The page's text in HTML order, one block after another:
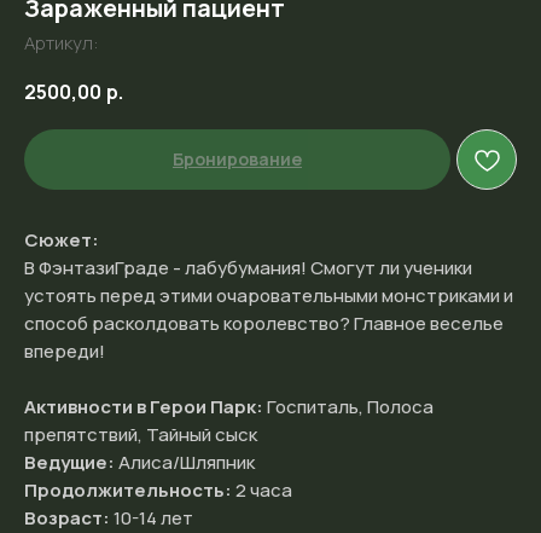
Зараженный пациент
Артикул:
2500,00 р.
Бронирование
Сюжет:
В ФэнтазиГраде - лабубумания! Смогут ли ученики
устоять перед этими очаровательными монстриками и
способ расколдовать королевство? Главное веселье
впереди!
Активности в Герои Парк: Госпиталь, Полоса
препятствий, Тайный сыск
Ведущие: Алиса/Шляпник
Продолжительность: 2 часа
Возраст: 10-14 лет